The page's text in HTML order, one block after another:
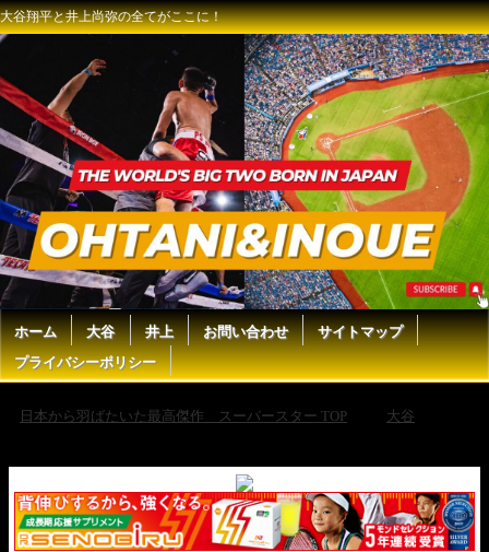
大谷翔平と井上尚弥の全てがここに！
ホーム 大谷 井上 お問い合わせ
サイトマップ
プライバシーポリシー
日本から羽ばたいた最高傑作 スーパースター TOP
大谷